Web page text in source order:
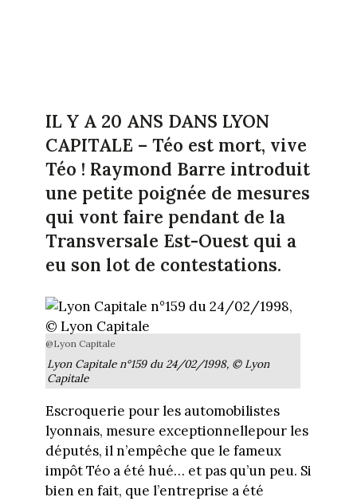
IL Y A 20 ANS DANS LYON
CAPITALE – Téo est mort, vive
Téo ! Raymond Barre introduit
une petite poignée de mesures
qui vont faire pendant de la
Transversale Est-Ouest qui a
eu son lot de contestations.
@Lyon Capitale
Lyon Capitale n°159 du 24/02/1998, © Lyon
Capitale
Escroquerie pour les automobilistes
lyonnais, mesure exceptionnellepour les
députés, il n’empêche que le fameux
impôt Téo a été hué… et pas qu’un peu. Si
bien en fait, que l’entreprise a été